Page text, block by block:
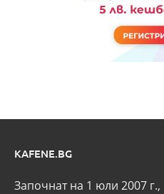
KAFENE.BG
Започнат на 1 юли 2007 г.,